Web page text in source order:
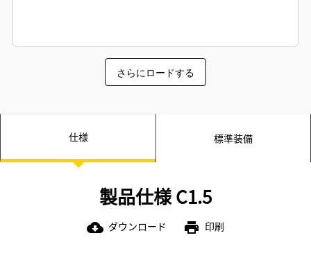
さらにロードする
仕様 標準装備
製品仕様 C1.5
cloud_download ダウンロード print 印刷